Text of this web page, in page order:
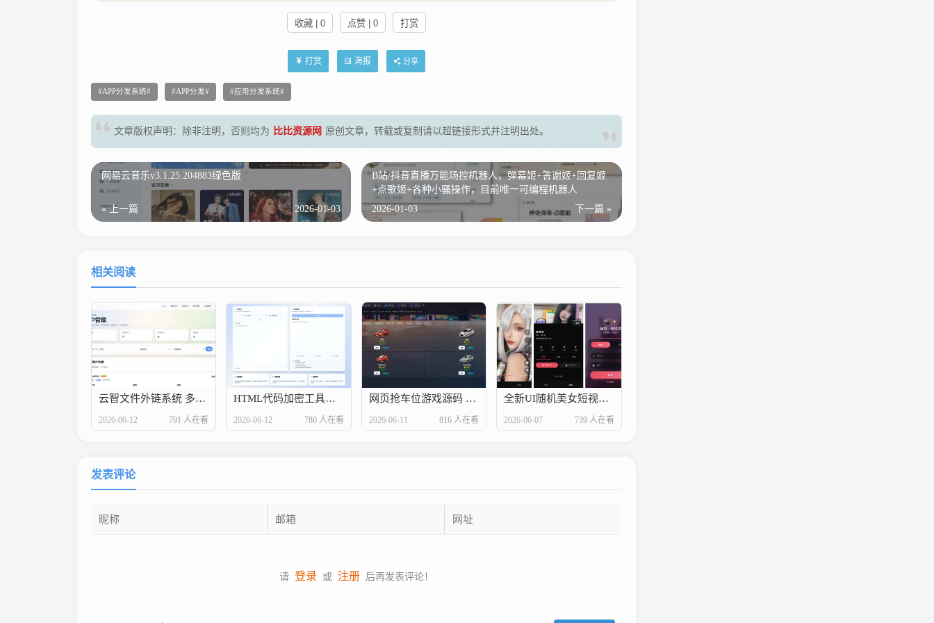
收藏 | 0 点赞 | 0 打赏
打赏 海报 分享
APP分发系统 APP分发 应用分发系统
文章版权声明：除非注明，否则均为 比比资源网 原创文章，转载或复制请以超链接形式并注明出处。
网易云音乐v3.1.25.204883绿色版
« 上一篇 2026-01-03
B站/抖音直播万能场控机器人，弹幕姬+答谢姬+回复姬
+点歌姬+各种小骚操作，目前唯一可编程机器人
下一篇 »
2026-01-03
相关阅读
云智文件外链系统 多用户版本
2026-06-12 791 人在看
HTML代码加密工具源码
2026-06-12 780 人在看
网页抢车位游戏源码 全开源
2026-06-11 816 人在看
全新UI随机美女短视频管理系统源码_带后台运营版
2026-06-07 739 人在看
发表评论
请 登录 或 注册 后再发表评论！